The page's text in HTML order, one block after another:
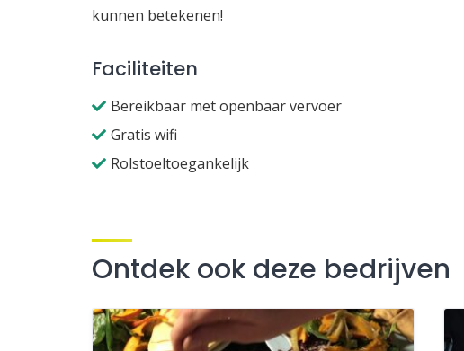
kunnen betekenen!
Faciliteiten
Bereikbaar met openbaar vervoer
Gratis wifi
Rolstoeltoegankelijk
Ontdek ook deze bedrijven